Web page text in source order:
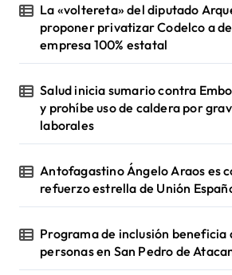
d
e
n
a
d
a
s
La «voltereta» del diputado
proponer privatizar Codelco a
empresa 100% estatal
Salud inicia sumario contra
y prohíbe uso de caldera por
laborales
Antofagastino Ángelo Araos es
refuerzo estrella de Unión
Programa de inclusión beneficia
personas en San Pedro de